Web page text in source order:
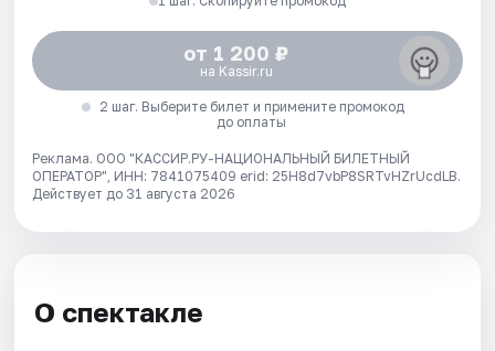
от 1 200 ₽
на Kassir.ru
2 шаг. Выберите билет и примените промокод
до оплаты
Реклама. ООО "КАССИР.РУ-НАЦИОНАЛЬНЫЙ БИЛЕТНЫЙ
ОПЕРАТОР", ИНН: 7841075409 erid: 25H8d7vbP8SRTvHZrUcdLB.
Действует до 31 августа 2026
О спектакле